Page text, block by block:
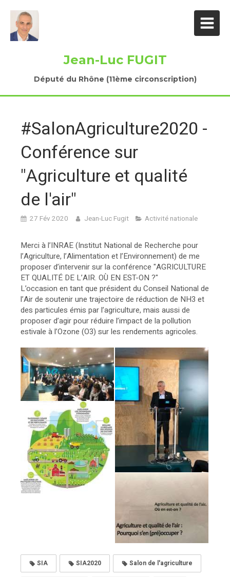
Jean-Luc FUGIT
Député du Rhône (11ème circonscription)
#SalonAgriculture2020 -
Conférence sur
"Agriculture et qualité
de l'air"
27 Fév 2020 Jean-Luc Fugit Activité nationale
Merci à l’INRAE (Institut National de Recherche pour
l’Agriculture, l’Alimentation et l’Environnement) de me
proposer d’intervenir sur la conférence "AGRICULTURE
ET QUALITÉ DE L’AIR. OÙ EN EST-ON ?"
L’occasion en tant que président du Conseil National de
l’Air de soutenir une trajectoire de réduction de NH3 et
des particules émis par l’agriculture, mais aussi de
proposer d’agir pour réduire l’impact de la pollution
estivale à l’Ozone (O3) sur les rendements agricoles.
SIA SIA2020 Salon de l'agriculture